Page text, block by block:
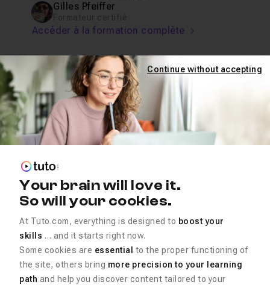
Gilles Pfeiffer
Accéder à la formation complète